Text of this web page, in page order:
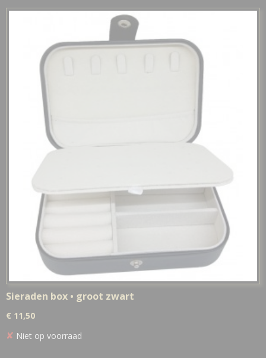
Sieraden box • groot zwart
€ 11,50
✘ Niet op voorraad